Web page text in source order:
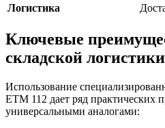
Логистика
Ключевые
складской логистики
Использование
ETM 112 дает ряд практических
универсальными аналогами: